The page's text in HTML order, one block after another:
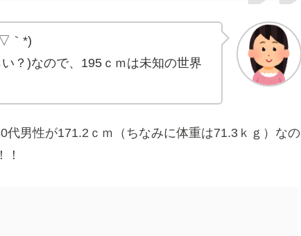
｀*)
？)なので、195ｃｍは未知の世界
代男性が171.2ｃｍ（ちなみに体重は71.3ｋｇ）なの